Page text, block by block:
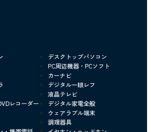
デスクトップパソコン
PC周辺機器・PCソフト
カーナビ
デジタル一眼レフ
液晶テレビ
レコーダー
デジタル家電全般
ウェアラブル端末
調理器具